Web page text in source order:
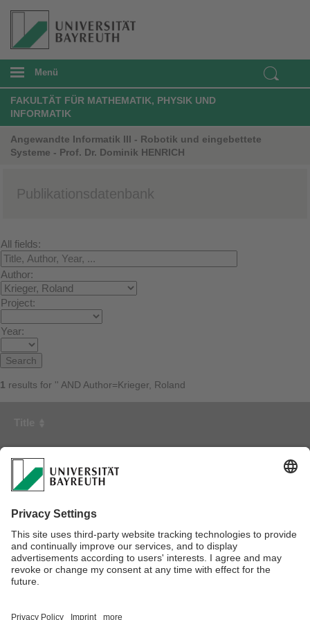
Menü
FAKULTÄT FÜR MATHEMATIK, PHYSIK UND
INFORMATIK
Angewandte Informatik III - Robotik und eingebettete
Systeme - Prof. Dr. Dominik HENRICH
Publikationsdatenbank
All fields:
Author:
Project:
Year:
1 results for '' AND Author=Krieger, Roland
First Author
Year
Automatisiertes Einrichten von Sicherheitssystemen zur
Mensch-Roboter-Kooperation mit Industrierobotern
Krieger, Roland
2009